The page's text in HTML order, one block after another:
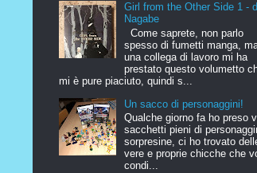
Girl from the Other Side 1 -
Nagabe
Come saprete, non parlo
spesso di fumetti manga,
una collega di lavoro mi ha
prestato questo volumetto
mi è pure piaciuto, quindi s...
Un sacco di personaggini!
Qualche giorno fa ho preso
sacchetti pieni di
sorpresine, ci ho trovato
vere e proprie chicche che
condi...